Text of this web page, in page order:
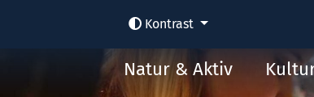
Kontrast
Natur & Aktiv